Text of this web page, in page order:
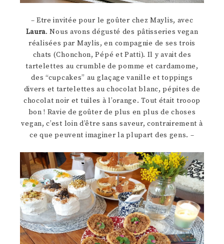
– Etre invitée pour le goûter chez Maylis, avec
Laura. Nous avons dégusté des pâtisseries vegan
réalisées par Maylis, en compagnie de ses trois
chats (Chonchon, Pépé et Patti). Il y avait des
tartelettes au crumble de pomme et cardamome,
des “cupcakes” au glaçage vanille et toppings
divers et tartelettes au chocolat blanc, pépites de
chocolat noir et tuiles à l’orange. Tout était trooop
bon ! Ravie de goûter de plus en plus de choses
vegan, c’est loin d’être sans saveur, contrairement à
ce que peuvent imaginer la plupart des gens. –